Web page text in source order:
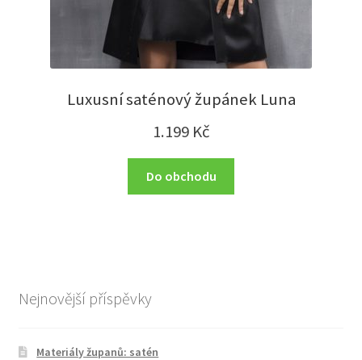
Luxusní saténový župánek Luna
1.199 Kč
Do obchodu
Nejnovější příspěvky
Materiály županů: satén